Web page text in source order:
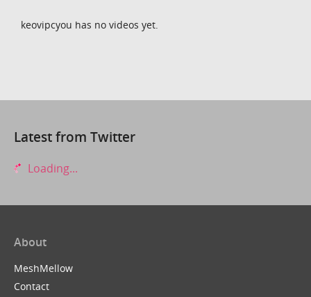
keovipcyou has no videos yet.
Latest from Twitter
Loading...
About
MeshMellow
Contact